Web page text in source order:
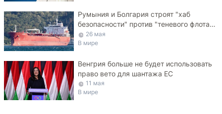
Румыния и Болгария строят "хаб
безопасности" против "теневого флота"
РФ в Черном море
26 мая
В мире
Венгрия больше не будет использовать
право вето для шантажа ЕС
11 мая
В мире